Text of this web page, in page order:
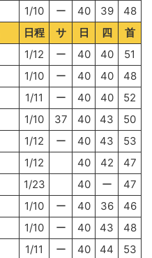
1/10 ー 40 39
48
日程 サ 日 四
首
1/12 ー 40 40
51
1/10 ー 40 40
48
1/11 ー 40 40
52
1/10 37 40 43
50
1/12 ー 40 43
53
1/12 40 42
47
1/23 40 ー
47
1/10 ー 40 36
46
1/10 ー 40 43
48
1/11 ー 40 44 53